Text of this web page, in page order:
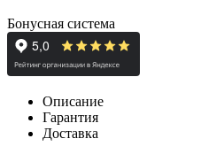
Бонусная система
Описание
Гарантия
Доставка